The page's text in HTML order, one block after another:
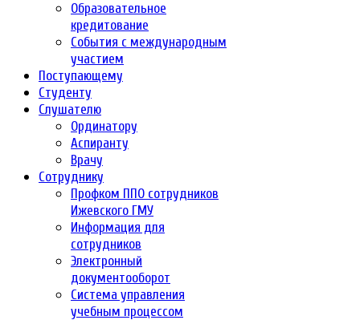
Образовательное
кредитование
События с международным
участием
Поступающему
Студенту
Слушателю
Ординатору
Аспиранту
Врачу
Сотруднику
Профком ППО сотрудников
Ижевского ГМУ
Информация для
сотрудников
Электронный
документооборот
Система управления
учебным процессом